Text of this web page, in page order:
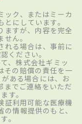
ック、またはミーカ
にしています。
ますが、内容を完全
ん。
れる場合は、事前に
ください。
、株式会社ギミッ
その賠償の責任を一
ある場合には、お
までご連絡をいただ
す。
証利用可能な医療機
情報提供のもと、
。